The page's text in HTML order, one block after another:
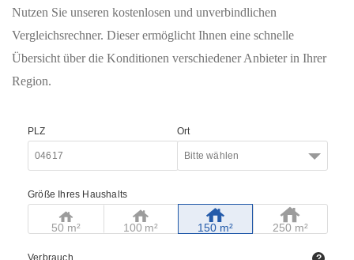
Nutzen Sie unseren kostenlosen und unverbindlichen
Vergleichsrechner. Dieser ermöglicht Ihnen eine schnelle
Übersicht über die Konditionen verschiedener Anbieter in Ihrer
Region.